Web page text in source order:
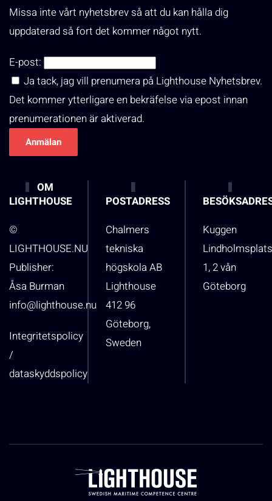
Missa inte vårt nyhetsbrev så att du kan hålla dig
uppdaterad så fort det kommer något nytt.
E-post:
Ja tack, jag vill prenumera på Lighthouse Nyhetsbrev.
Det kommer ytterligare en bekräfelse via epost innan
prenumerationen är aktiverad.
OM
LIGHTHOUSE
©
LIGHTHOUSE.NU
Publisher:
Åsa Burman
info@lighthouse.nu
Integritetspolicy
/
dataskyddspolicy
POSTADRESS
Chalmers
tekniska
högskola AB
Lighthouse
412 96
Göteborg,
Sweden
Kuggen
1, 2 vån
Göteborg